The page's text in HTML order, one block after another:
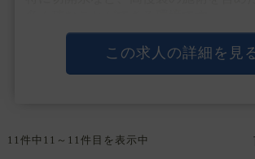
医師の数も適正人数の採用で多くない
散されることもなく多くの経験を積め
ィングにも力を入れることができます。
この求人の詳細を見
11件中11～11件目を表示中